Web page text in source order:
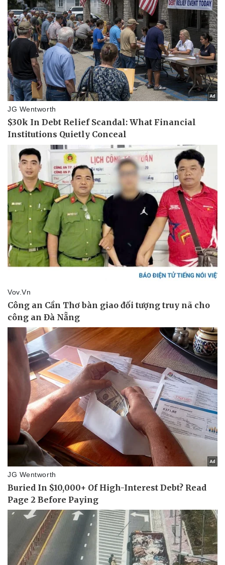
Thể thao
Bóng đá
Lịch thi đấu bóng đá
Thế giới thể thao
eSports
Hậu trường
Ô tô - Xe máy
Ô tô
Xe máy
Tư vấn